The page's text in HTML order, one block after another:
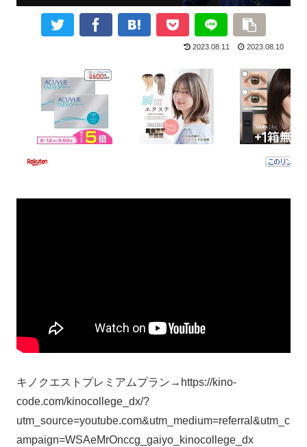
2023.08.11 2023.08.10
キノクエストプレミアムプラン→https://kino-
code.com/kinocollege_dx/?
utm_source=youtube.com&utm_medium=referral&utm_c
ampaign=WSAeMrOnccg_gaiyo_kinocollege_dx